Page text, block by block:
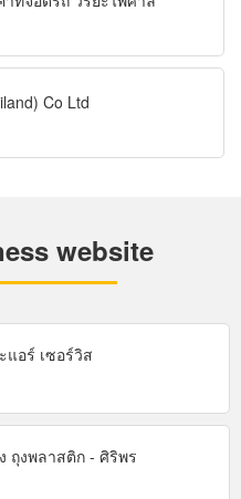
Co Ltd
website
แอร์ เซอร์วิส
ถุงพลาสติก - ศิริพร